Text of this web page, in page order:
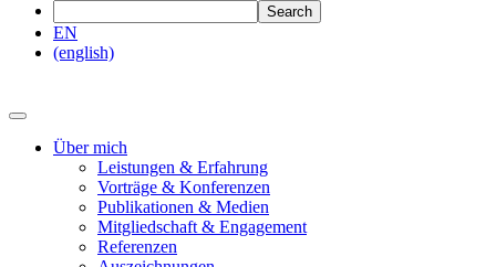
EN
(english)
Über mich
Leistungen & Erfahrung
Vorträge & Konferenzen
Publikationen & Medien
Mitgliedschaft & Engagement
Referenzen